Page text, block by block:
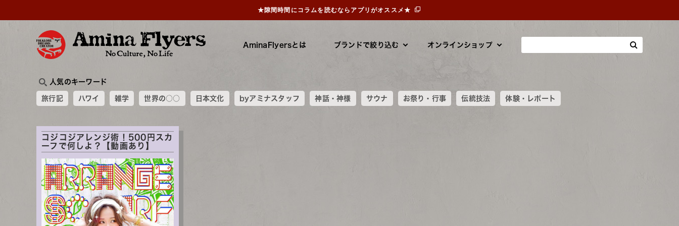
AminaFlyersとは ブランドで絞り込む オンラインショップ
人気のキーワード
旅行記 ハワイ 雑学 世界の○○ 日本文化 byアミナスタッフ 神話・神様 サウナ お祭り・行事 伝統技法 体験・レポート
★隙間時間にコラムを読むならアプリがオススメ★
コジコジアレンジ術！500円スカ
ーフで何しよ？【動画あり】